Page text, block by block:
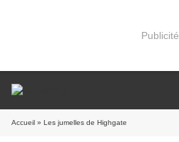
Publicité
Accueil » Les jumelles de Highgate